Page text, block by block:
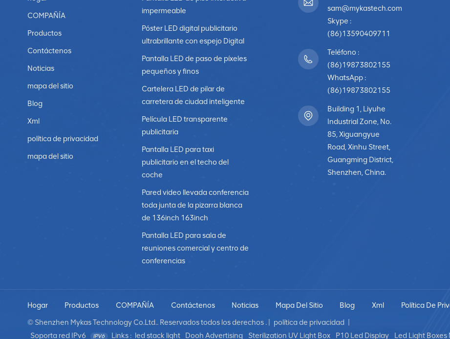
COMPAÑÍA
Productos
Contáctenos
Noticias
mapa del sitio
Blog
Xml
política de privacidad
mapa del sitio
impermeable
Póster LED digital publicitario
ultrabrillante con espejo Digital
Pantalla LED de paso de píxeles
pequeños y finos
Cartelera LED de pilar de
carretera de ciudad inteligente
Película LED transparente
publicitaria
Pantalla LED para taxi
publicitario en el techo del
coche
Pared video llevada conferencia
toda junta de la pizarra blanca
de 136inch 163inch
Pantalla LED para sala de
reuniones comercial y centro de
conferencias
sam@mykastech.com
Skype :
(86)13590409711
Teléfono :
(86)19873802155
WhatsApp :
(86)19873802155
Building 1, Liyuhe
Industrial Zone, No.
85, Xiguangyue
Road, Xinhu Street,
Guangming District,
Shenzhen, China.
Hogar Productos COMPAÑÍA Contáctenos Noticias Mapa Del Sitio Blog Xml
Política De
© Shenzhen Mykas Technology Co.Ltd.. Reservados todos los derechos . |
política de privacidad
Soporta red IPv6
Links : led stack light Dooh Advertising Sterilization UV Light Box P10 Led Display Led Light